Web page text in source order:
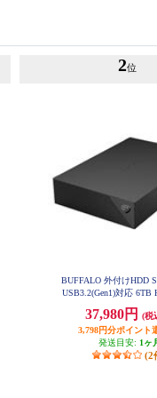
2位
BUFFALO 外付けHDD
USB3.2(Gen1)対応 6TB
37,980円
(税
3,798円分ポイント
発送目安: 1ヶ
(2